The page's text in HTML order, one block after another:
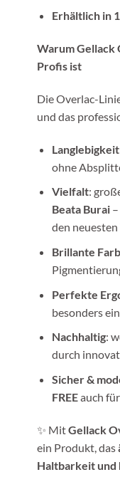
Erhältlich in
Warum Gellack
Profis ist
Die Overlac-
und das
Langlebigkeit
ohne
Vielfalt:
Beata Burai–
den neuesten
Brillante
Perfekte
besonders
Nachhaltig:
durch
Sicher &
FREEauch
✨ MitGellack
ein Produkt, das
Haltbarkeit und